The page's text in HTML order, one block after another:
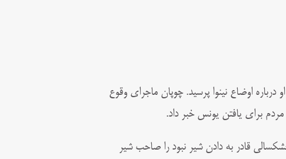
اوضاع نینوا پرسید. چوپان ماجرای وقوع
برای یافتن یونس خبر داد.
قادر به دادن شیر نبود را صاحب شیر